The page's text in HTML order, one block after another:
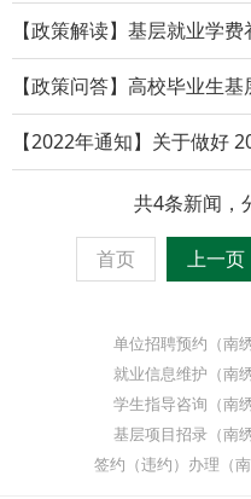
共4条新闻，
首页 上一页
单位招聘预约（南
就业信息维护（南
学生指导咨询（南
基层项目招录（南
签约（违约）办理（